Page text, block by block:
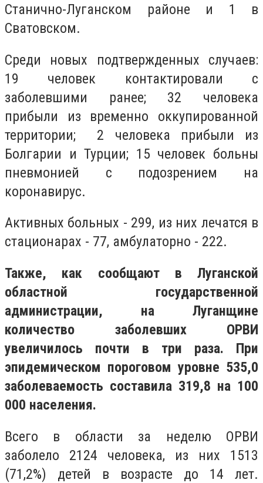
Станично-Луганском районе и 1 в
Сватовском.
Среди новых подтвержденных случаев:
19 человек контактировали с
заболевшими ранее; 32 человека
прибыли из временно оккупированной
территории; 2 человека прибыли из
Болгарии и Турции; 15 человек больны
пневмонией с подозрением на
коронавирус.
Активных больных - 299, из них лечатся в
стационарах - 77, амбулаторно - 222.
Также, как сообщают в Луганской
областной государственной
администрации, на Луганщине
количество заболевших ОРВИ
увеличилось почти в три раза. При
эпидемическом пороговом уровне 535,0
заболеваемость составила 319,8 на 100
000 населения.
Всего в области за неделю ОРВИ
заболело 2124 человека, из них 1513
(71,2%) детей в возрасте до 14 лет.